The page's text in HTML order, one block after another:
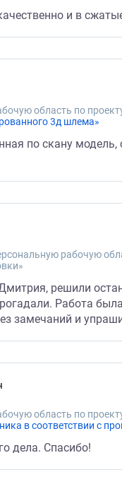
и в
область по
3д шлема»
по скану
рабочую
решили
Работа
замечаний и
область по
в соответствии с
дела. Спасибо!